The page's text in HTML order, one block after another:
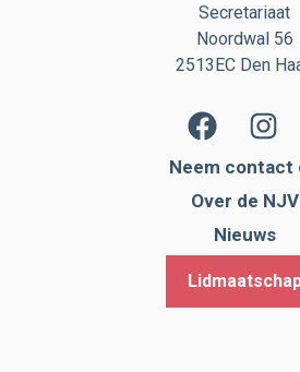
Secretariaat
Noordwal 56
2513EC Den
Neem contact
Over de NJV
Nieuws